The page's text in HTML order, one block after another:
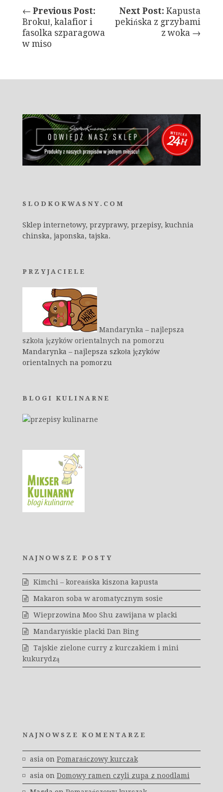
Next Post: Kapusta
pekińska z grzybami
z woka →
← Previous Post:
Brokuł, kalafior i
fasolka szparagowa
w miso
SLODKOKWASNY.COM
Sklep internetowy, przyprawy, przepisy, kuchnia
chinska, japonska, tajska.
PRZYJACIELE
Mandarynka – najlepsza
szkoła języków orientalnych na pomorzu
Mandarynka – najlepsza szkoła języków
orientalnych na pomorzu
BLOGI KULINARNE
NAJNOWSZE POSTY
Kimchi – koreańska kiszona kapusta
Makaron soba w aromatycznym sosie
Wieprzowina Moo Shu zawijana w placki
Mandaryńskie placki Dan Bing
Tajskie zielone curry z kurczakiem i mini
kukurydzą
NAJNOWSZE KOMENTARZE
asia on Pomarańczowy kurczak
asia on Domowy ramen czyli zupa z noodlami